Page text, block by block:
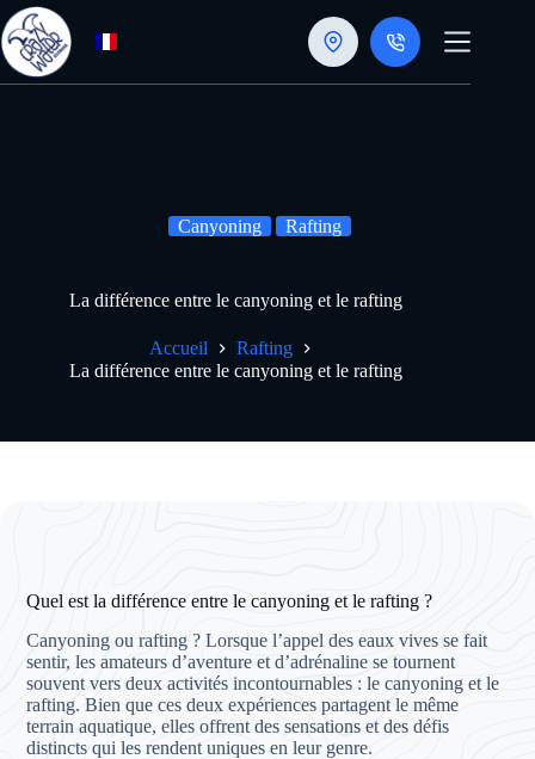
Passer
au
contenu
Canyoning Rafting
La différence entre le canyoning et le rafting
Accueil
Rafting
La différence entre le canyoning et le rafting
Quel est la différence entre le canyoning et le rafting ?
Canyoning ou rafting ? Lorsque l’appel des eaux vives se fait
sentir, les amateurs d’aventure et d’adrénaline se tournent
souvent vers deux activités incontournables : le canyoning et le
rafting. Bien que ces deux expériences partagent le même
terrain aquatique, elles offrent des sensations et des défis
distincts qui les rendent uniques en leur genre.